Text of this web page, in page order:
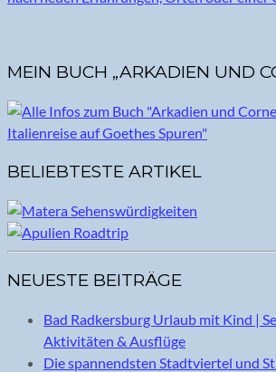
MEIN BUCH „ARKADIEN UND
BELIEBTESTE ARTIKEL
NEUESTE BEITRÄGE
Bad Radkersburg Urlaub mit Kind |
Aktivitäten & Ausflüge
Die spannendsten Stadtviertel und